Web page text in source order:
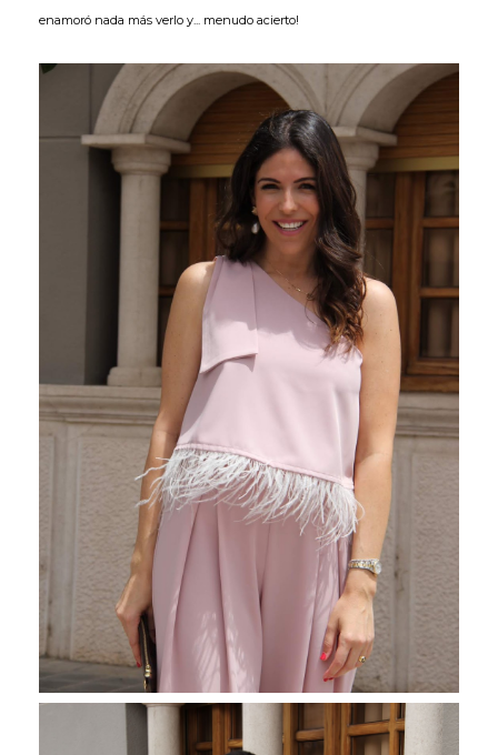
enamoró nada más verlo y... menudo acierto!